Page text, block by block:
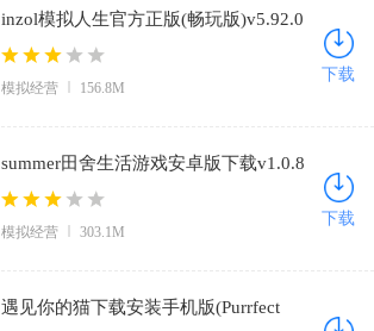
inzol模拟人生官方正版(畅玩版)v5.92.0
安卓版
模拟经营 156.8M
下载
summer田舍生活游戏安卓版下载v1.0.8
中文版
模拟经营 303.1M
下载
遇见你的猫下载安装手机版(Purrfect